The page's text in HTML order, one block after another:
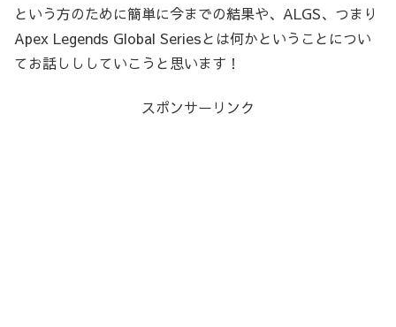
という方のために簡単に今までの結果や、ALGS、つまり
Apex Legends Global Seriesとは何かということについ
てお話しししていこうと思います！
スポンサーリンク